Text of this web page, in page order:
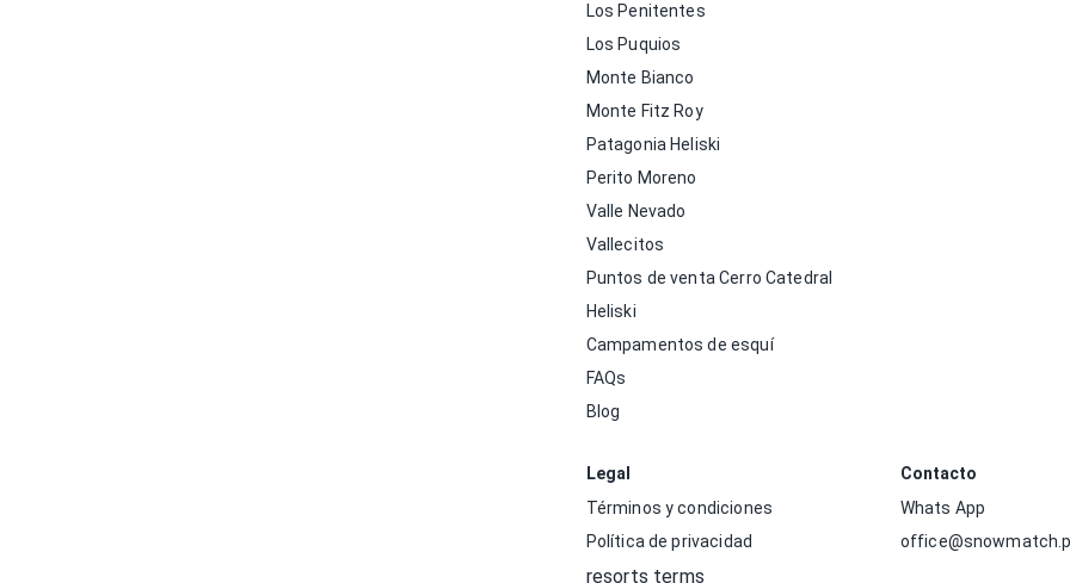
Los Penitentes
Los Puquios
Monte Bianco
Monte Fitz Roy
Patagonia Heliski
Perito Moreno
Valle Nevado
Vallecitos
Puntos de venta Cerro Catedral
Heliski
Campamentos de esquí
FAQs
Blog
Legal
Términos y condiciones
Política de privacidad
resorts terms
Contacto
Whats App